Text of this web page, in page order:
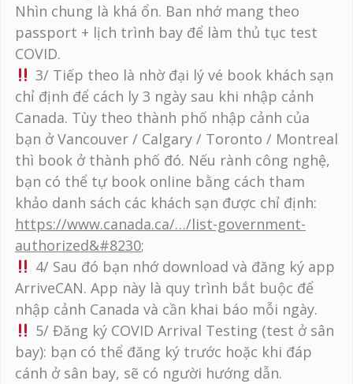
Nhìn chung là khá ổn. Ban nhớ mang theo
passport + lịch trình bay để làm thủ tục test
COVID.
3/ Tiếp theo là nhờ đại lý vé book khách sạn
chỉ định để cách ly 3 ngày sau khi nhập cảnh
Canada. Tùy theo thành phố nhập cảnh của
bạn ở Vancouver / Calgary / Toronto / Montreal
thì book ở thành phố đó. Nếu rành công nghệ,
bạn có thể tự book online bằng cách tham
khảo danh sách các khách sạn được chỉ định:
https://www.canada.ca/…/list-government-
authorized&#8230;
4/ Sau đó bạn nhớ download và đăng ký app
ArriveCAN. App này là quy trình bắt buộc để
nhập cảnh Canada và cần khai báo mỗi ngày.
5/ Đăng ký COVID Arrival Testing (test ở sân
bay): bạn có thể đăng ký trước hoặc khi đáp
cánh ở sân bay, sẽ có người hướng dẫn.